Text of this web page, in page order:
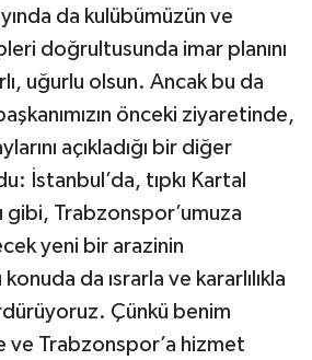
da kulübümüzün ve
doğrultusunda imar planını
uğurlu olsun. Ancak bu da
önceki ziyaretinde,
açıkladığı bir diğer
İstanbul’da, tıpkı Kartal
Trabzonspor’umuza
yeni bir arazinin
konuda da ısrarla ve kararlılıkla
Çünkü benim
ve Trabzonspor’a hizmet